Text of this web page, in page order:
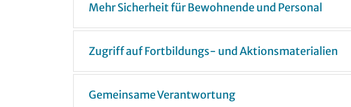
Mehr Sicherheit für Bewohnende und Personal
Zugriff auf Fortbildungs- und Aktionsmaterialien
Gemeinsame Verantwortung